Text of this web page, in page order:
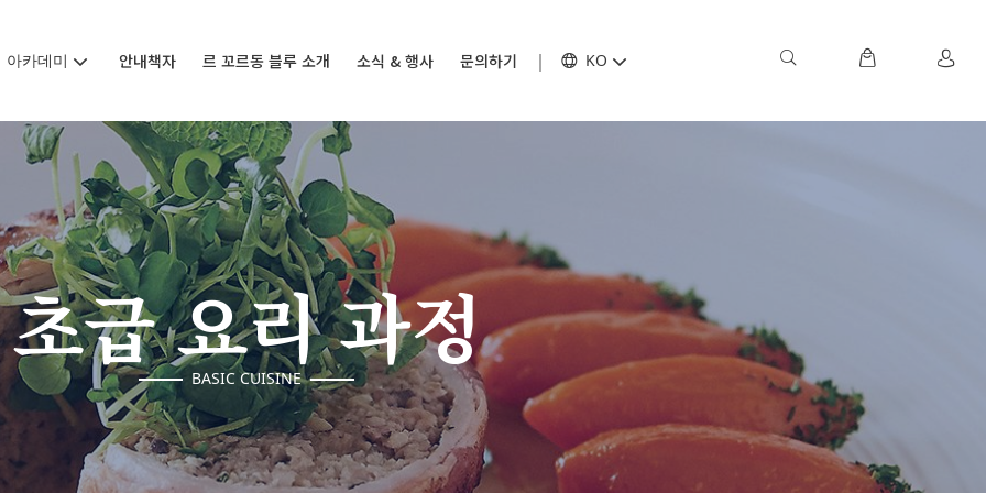
아카데미 안내책자 르 꼬르동 블루 소개 소식 & 행사 문의하기 KO
초급 요리 과정
BASIC CUISINE